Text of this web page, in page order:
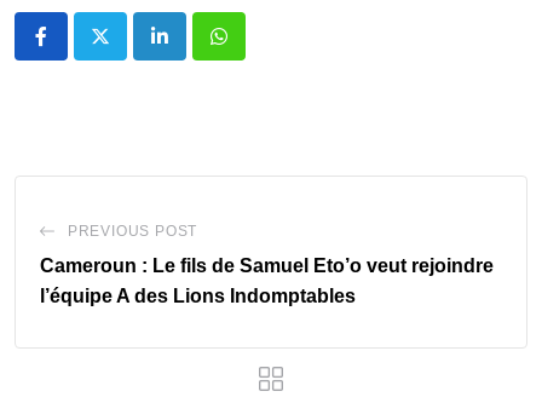
LinkedIn Whatsapp
PREVIOUS POST
Cameroun : Le fils de Samuel Eto’o veut rejoindre
l’équipe A des Lions Indomptables